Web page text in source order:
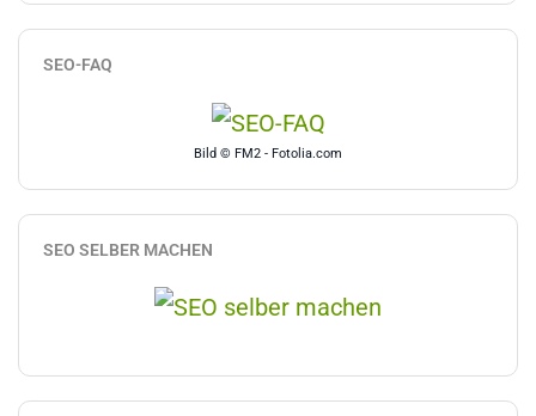
SEO-FAQ
Bild © FM2 - Fotolia.com
SEO SELBER MACHEN